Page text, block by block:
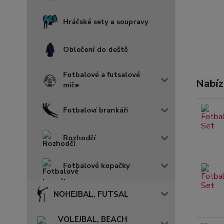
Hráčské sety a soupravy
Oblečení do deště
Fotbalové a futsalové
míče
Fotbaloví brankáři
Rozhodčí
Fotbalové kopačky
NOHEJBAL, FUTSAL
VOLEJBAL, BEACH